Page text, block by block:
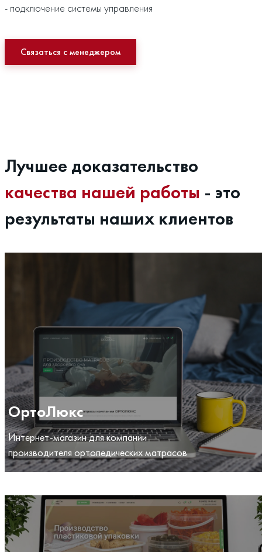
- подключение системы управления
Связаться с менеджером
Лучшее доказательство
качества нашей работы - это
результаты наших клиентов
ОртоЛюкс
Интернет-магазин для компании
производителя ортопедических матрасов